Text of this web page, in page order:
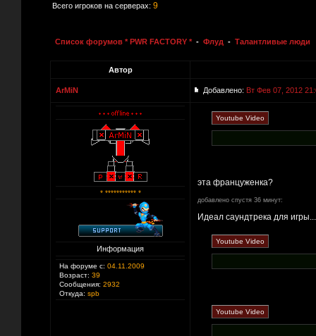
Всего игроков на серверах: 9
Список форумов * PWR FACTORY * - Флуд - Талантливые люди
Автор
ArMiN Добавлено: Вт Фев 07, 2012
* *********** *
Информация
На форуме с: 04.11.2009
Возраст: 39
Сообщения: 2932
Откуда: spb
эта француженка?
добавлено спустя 36 минут:
Идеал саундтрека для